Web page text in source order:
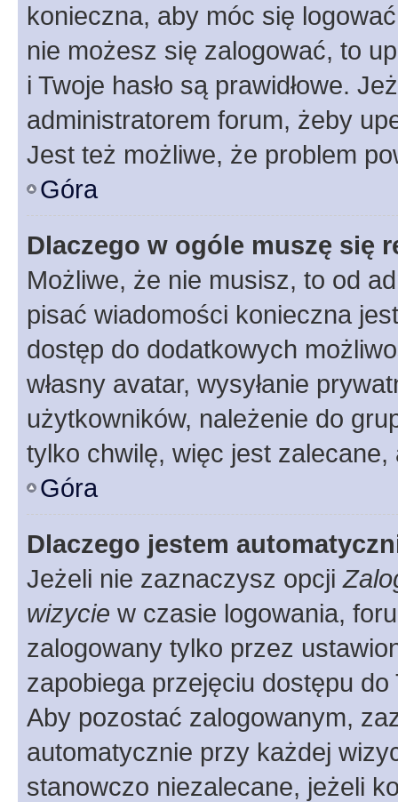
konieczna, aby móc się
nie możesz się zalogować, to
i Twoje hasło są prawidłowe.
administratorem forum, żeby
Jest też możliwe, że problem
Góra
Dlaczego w ogóle muszę się
Możliwe, że nie musisz, to od
pisać wiadomości konieczna
dostęp do dodatkowych
własny avatar, wysyłanie
użytkowników, należenie do
tylko chwilę, więc jest zalecane,
Góra
Dlaczego jestem
Jeżeli nie zaznaczysz opcji
wizycie w czasie logowania,
zalogowany tylko przez
zapobiega przejęciu dostępu
Aby pozostać zalogowanym,
automatycznie przy każdej
stanowczo niezalecane, jeżeli